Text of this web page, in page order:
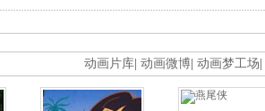
动画片库 动画微博 动画梦工场